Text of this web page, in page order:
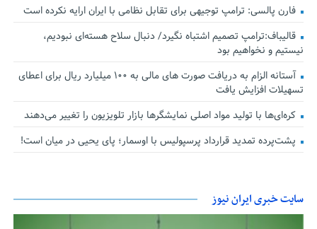
فارن پالسی: ترامپ توجیهی برای تقابل نظامی با ایران ارایه نکرده است
قالیباف:ترامپ تصمیم اشتباه نگیرد/ دنبال سلاح هسته‌ای نبودیم،
نیستیم و نخواهیم بود
آستانه الزام به دریافت صورت های مالی به ۱۰۰ میلیارد ریال برای اعطای
تسهیلات افزایش یافت
کره‌ای‌ها با تولید مواد اصلی نمایشگرها بازار تلویزیون را تغییر می‌دهند
پشت‌پرده تمدید قرارداد پرسپولیس با اوسمار؛ پای یحیی در میان است!
سایت خبری ایران نیوز